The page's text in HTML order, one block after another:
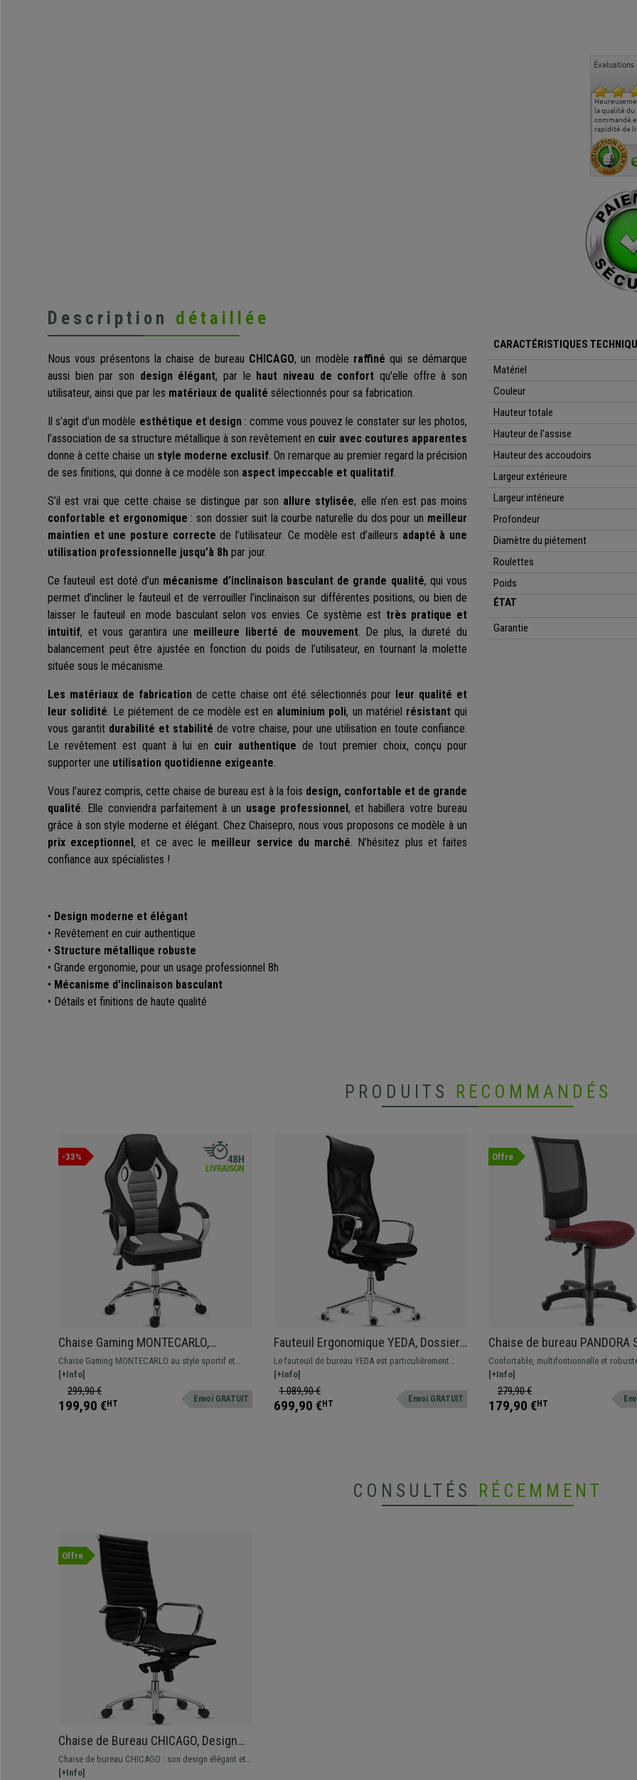
Évaluations
la qualité
commandé
rapidité de
Description détaillée
Nous vous présentons la chaise de bureau CHICAGO, un modèle raffiné qui se démarque
aussi bien par son design élégant, par le haut niveau de confort qu'elle offre à son
utilisateur, ainsi que par les matériaux de qualité sélectionnés pour sa fabrication.
Il s’agit d’un modèle esthétique et design: comme vous pouvez le constater sur les photos,
l’association de sa structure métallique à son revêtement en cuir avec coutures apparentes
donne à cette chaise un style moderne exclusif. On remarque au premier regard la précision
de ses finitions, qui donne à ce modèle son aspect impeccable et qualitatif.
S’il est vrai que cette chaise se distingue par son allure stylisée, elle n’en est pas moins
confortable et ergonomique : son dossier suit la courbe naturelle du dos pour un meilleur
maintien et une posture correcte de l’utilisateur. Ce modèle est d’ailleurs adapté à une
utilisation professionnelle jusqu’à 8h par jour.
Ce fauteuil est doté d’un mécanisme d’inclinaison basculant de grande qualité, qui vous
permet d’incliner le fauteuil et de verrouiller l’inclinaison sur différentes positions, ou bien de
laisser le fauteuil en mode basculant selon vos envies. Ce système est très pratique et
intuitif, et vous garantira une meilleure liberté de mouvement. De plus, la dureté du
balancement peut être ajustée en fonction du poids de l’utilisateur, en tournant la molette
située sous le mécanisme.
Les matériaux de fabrication de cette chaise ont été sélectionnés pour leur qualité et
leur solidité. Le piétement de ce modèle est en aluminium poli, un matériel résistantqui
vous garantit durabilité et stabilité de votre chaise, pour une utilisation en toute confiance.
Le revêtement est quant à lui en cuir authentique de tout premier choix, conçu pour
supporter une utilisation quotidienne exigeante.
Vous l’aurez compris, cette chaise de bureau est à la fois design, confortable et de grande
qualité. Elle conviendra parfaitement à un usage professionnel, et habillera votre bureau
grâce à son style moderne et élégant. Chez Chaisepro, nous vous proposons ce modèle à un
prix exceptionnel, et ce avec le meilleur service du marché. N’hésitez plus et faites
confiance aux spécialistes !
• Design moderne et élégant
• Revêtement en cuir authentique
• Structure métallique robuste
• Grande ergonomie, pour un usage professionnel 8h
• Mécanisme d'inclinaison basculant
• Détails et finitions de haute qualité
CARACTÉRISTIQUES
Matériel
Couleur
Hauteur totale
Hauteur de l'assise
Hauteur des accoudoirs
Largeur extérieure
Largeur intérieure
Profondeur
Diamètre du piétement
Roulettes
Poids
ÉTAT
Garantie
PRODUITS RECOMMANDÉS
-33%
Chaise Gaming MONTECARLO,
Piétement et Accoudoirs métalliques,
Résistante et Confortable, Noir et
Gris
Chaise Gaming MONTECARLO au style sportif et
moderne, joli revêtement bicolore, offrant un confort
optimal grâce à sa qualité de fabrication.
[+Info]
299,90 €
199,90 €HT Envoi GRATUIT
Fauteuil Ergonomique YEDA, Dossier
Haut, Support Lombaire, en Maille
Respirable et Tissu, Noir
Le fauteuil de bureau YEDA est particulièrement
confortable et ergonomique grâce à son haut
dossier et son support lombaire ajustable.
[+Info]
1.089,90 €
699,90 €HT Envoi GRATUIT
Offre
Chaise de bureau PANDORA
ACCOUDOIRS, Dossier
Maille, Rembourrage épais,
Confortable, multifontionnelle et
imbattable. Cette magnifique chaise est
une utilisation quotidienne, disponible en
différentes couleurs
[+Info]
279,90 €
179,90 €HT
CONSULTÉS RÉCEMMENT
Offre
Chaise de Bureau CHICAGO, Design
Élégant, Dossier Haut, en Cuir
Authentique Noir
Chaise de bureau CHICAGO : son design élégant et
son ergonomie font de cette chaise un excellent
[+Info]